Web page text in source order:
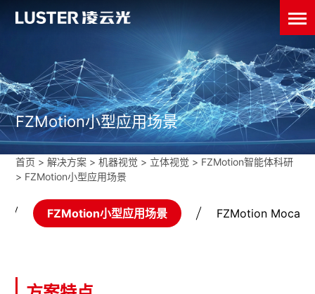
FZMotion小型应用场景
首页 >解决方案 >机器视觉 > 立体视觉 > FZMotion智能体科研
> FZMotion小型应用场景
FZMotion小型应用场景 FZMotion Moca运